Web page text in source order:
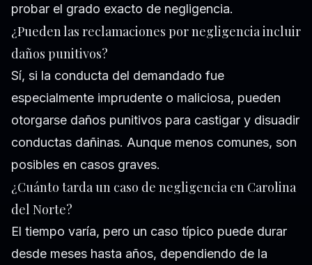
probar el grado exacto de negligencia.
¿Pueden las reclamaciones por negligencia incluir
daños punitivos?
Sí, si la conducta del demandado fue
especialmente imprudente o maliciosa, pueden
otorgarse daños punitivos para castigar y disuadir
conductas dañinas. Aunque menos comunes, son
posibles en casos graves.
¿Cuánto tarda un caso de negligencia en Carolina
del Norte?
El tiempo varía, pero un caso típico puede durar
desde meses hasta años, dependiendo de la